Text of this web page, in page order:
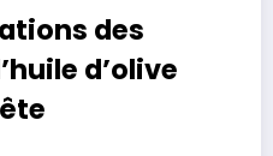
des
d’olive